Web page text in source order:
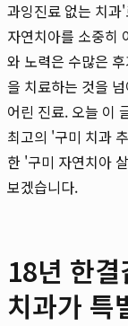
과잉진료 없는 치과
자연치아를 소중히
와 노력은 수많은
을 치료하는 것을
어린 진료. 오늘 이
최고의 '구미 치과
한 '구미 자연치아
보겠습니다.
18년 한
치과가 특